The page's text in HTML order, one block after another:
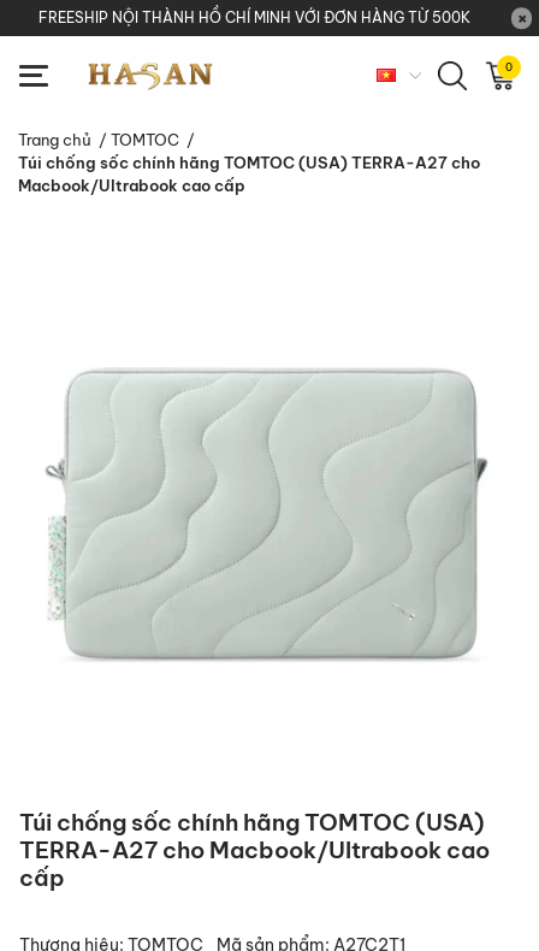
FREESHIP NỘI THÀNH HỒ CHÍ MINH VỚI ĐƠN HÀNG TỪ 500K
0
Trang chủ / TOMTOC /
Túi chống sốc chính hãng TOMTOC (USA) TERRA-A27 cho
Macbook/Ultrabook cao cấp
Túi chống sốc chính hãng TOMTOC (USA)
TERRA-A27 cho Macbook/Ultrabook cao
cấp
Thương hiệu: TOMTOC Mã sản phẩm: A27C2T1